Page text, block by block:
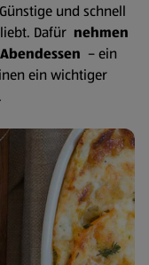
und schnell
Dafür nehmen
– ein
ein wichtiger